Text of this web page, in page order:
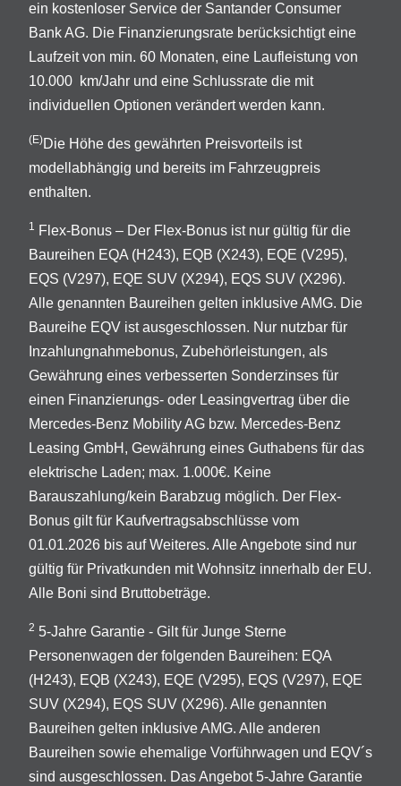
ein kostenloser Service der Santander Consumer
Bank AG. Die Finanzierungsrate berücksichtigt eine
Laufzeit von min. 60 Monaten, eine Laufleistung von
10.000 km/Jahr und eine Schlussrate die mit
individuellen Optionen verändert werden kann.
(E)Die Höhe des gewährten Preisvorteils ist
modellabhängig und bereits im Fahrzeugpreis
enthalten.
1 Flex-Bonus – Der Flex-Bonus ist nur gültig für die
Baureihen EQA (H243), EQB (X243), EQE (V295),
EQS (V297), EQE SUV (X294), EQS SUV (X296).
Alle genannten Baureihen gelten inklusive AMG. Die
Baureihe EQV ist ausgeschlossen. Nur nutzbar für
Inzahlungnahmebonus, Zubehörleistungen, als
Gewährung eines verbesserten Sonderzinses für
einen Finanzierungs- oder Leasingvertrag über die
Mercedes-Benz Mobility AG bzw. Mercedes-Benz
Leasing GmbH, Gewährung eines Guthabens für das
elektrische Laden; max. 1.000€. Keine
Barauszahlung/kein Barabzug möglich. Der Flex-
Bonus gilt für Kaufvertragsabschlüsse vom
01.01.2026 bis auf Weiteres. Alle Angebote sind nur
gültig für Privatkunden mit Wohnsitz innerhalb der EU.
Alle Boni sind Bruttobeträge.
2 5-Jahre Garantie - Gilt für Junge Sterne
Personenwagen der folgenden Baureihen: EQA
(H243), EQB (X243), EQE (V295), EQS (V297), EQE
SUV (X294), EQS SUV (X296). Alle genannten
Baureihen gelten inklusive AMG. Alle anderen
Baureihen sowie ehemalige Vorführwagen und EQV´s
sind ausgeschlossen. Das Angebot 5-Jahre Garantie